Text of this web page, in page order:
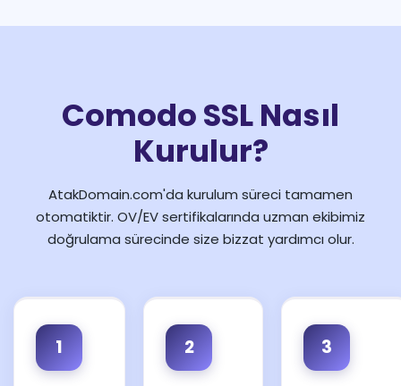
Comodo SSL Nasıl
Kurulur?
AtakDomain.com'da kurulum süreci tamamen
otomatiktir. OV/EV sertifikalarında uzman ekibimiz
doğrulama sürecinde size bizzat yardımcı olur.
1 2 3